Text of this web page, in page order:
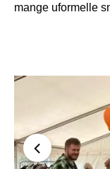
mange uformelle